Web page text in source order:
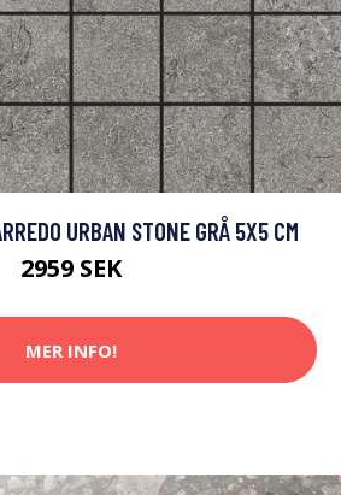
URBAN STONE GRÅ 5X5 CM
2959 SEK
MER INFO!